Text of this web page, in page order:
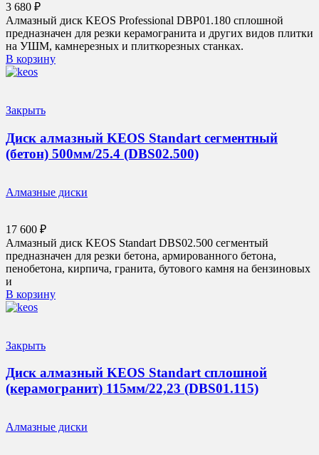
3 680 ₽
Алмазный диск KEOS Professional DBP01.180 сплошной
предназначен для резки керамогранита и других видов плитки
на УШМ, камнерезных и плиткорезных станках.
В корзину
Закрыть
Диск алмазный KEOS Standart сегментный
(бетон) 500мм/25.4 (DBS02.500)
Алмазные диски
17 600 ₽
Алмазный диск KEOS Standart DBS02.500 сегментый
предназначен для резки бетона, армированного бетона,
пенобетона, кирпича, гранита, бутового камня на бензиновых
и
В корзину
Закрыть
Диск алмазный KEOS Standart сплошной
(керамогранит) 115мм/22,23 (DBS01.115)
Алмазные диски